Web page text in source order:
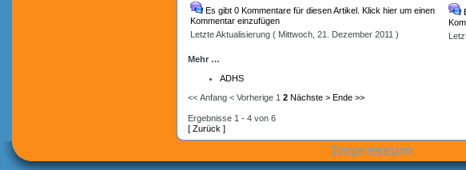
Es gibt 0 Kommentare für diesen Artikel. Klick hier um einen
Kommentar einzufügen
Letzte Aktualisierung ( Mittwoch, 21. Dezember 2011 )
Mehr …
ADHS
<< Anfang < Vorherige 1 2 Nächste > Ende >>
Ergebnisse 1 - 4 von 6
[ Zurück ]